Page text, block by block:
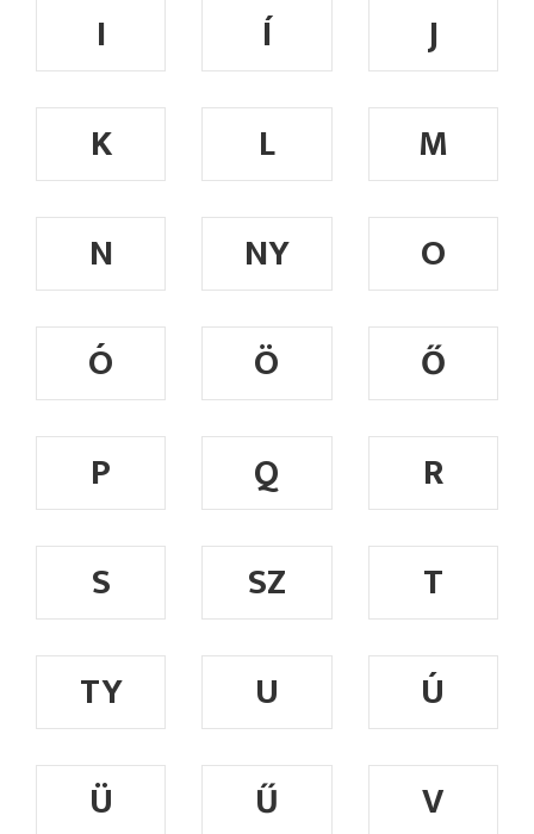
I Í
J
K
L
M
N
NY
O
Ó
Ö
Ő
P
Q
R
S
SZ
T
TY
U
Ú
Ü
Ű
V